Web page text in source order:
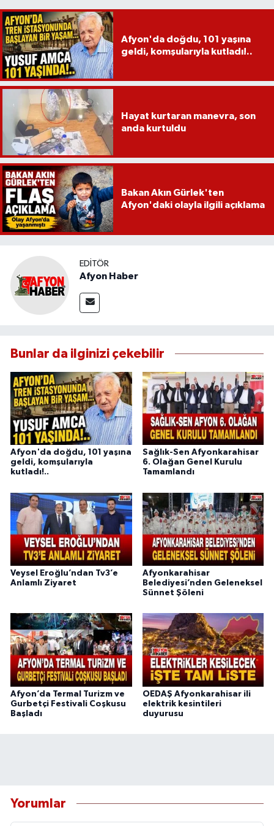
Afyon'da doğdu, 101 yaşına
geldi, komşularıyla kutladı!..
Hayat kurtaran manevra, son
anda kurtuldu
Bakan Akın Gürlek'ten
Afyon'daki olayla ilgili açıklama
EDITÖR
Afyon Haber
Bunlar da ilginizi çekebilir
Afyon'da doğdu, 101 yaşına
geldi, komşularıyla
kutladı!..
Sağlık-Sen Afyonkarahisar
6. Olağan Genel Kurulu
Tamamlandı
Veysel Eroğlu’ndan Tv3’e
Anlamlı Ziyaret
Afyonkarahisar
Belediyesi’nden Geleneksel
Sünnet Şöleni
Afyon’da Termal Turizm ve
Gurbetçi Festivali Coşkusu
Başladı
OEDAŞ Afyonkarahisar ili
elektrik kesintileri
duyurusu
Yorumlar